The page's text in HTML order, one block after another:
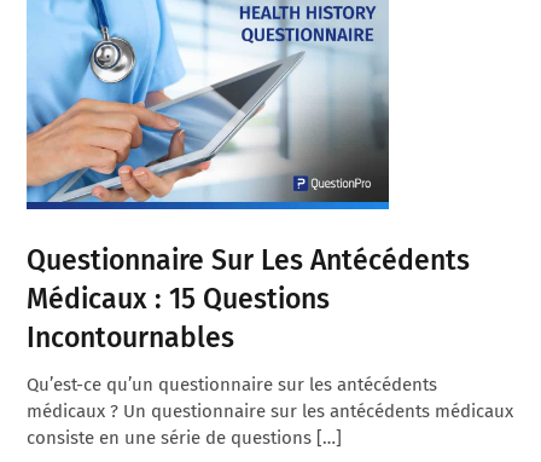
Questionnaire Sur Les Antécédents
Médicaux : 15 Questions
Incontournables
Qu’est-ce qu’un questionnaire sur les antécédents
médicaux ? Un questionnaire sur les antécédents médicaux
consiste en une série de questions […]